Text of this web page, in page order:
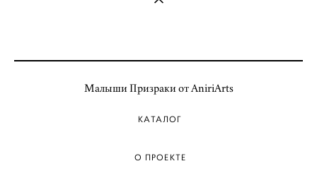
Малыши Призраки от AniriArts
КАТАЛОГ
О ПРОЕКТЕ